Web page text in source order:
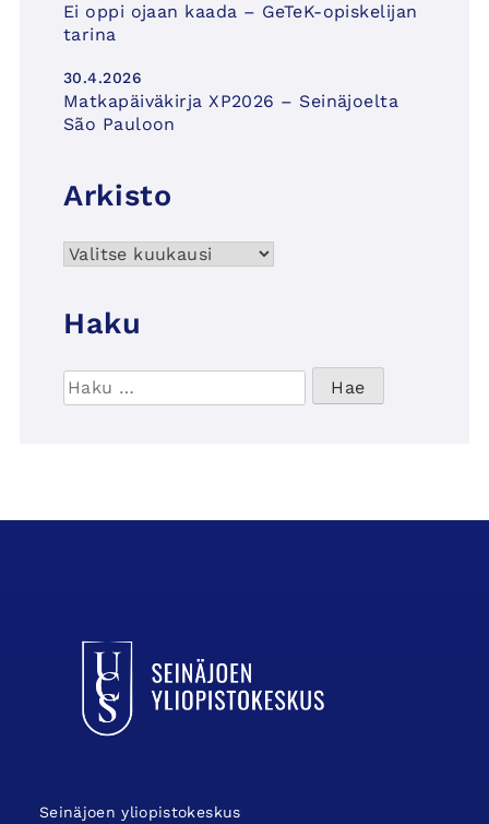
Ei oppi ojaan kaada – GeTeK-opiskelijan
tarina
30.4.2026
Matkapäiväkirja XP2026 – Seinäjoelta
São Pauloon
Arkisto
Arkisto
Haku
Haku:
Seinäjoen yliopistokeskus